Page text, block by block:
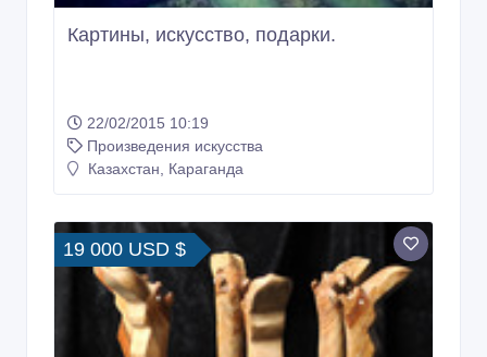
Картины, искусство, подарки.
22/02/2015 10:19
Произведения искусства
Казахстан, Караганда
19 000 USD $